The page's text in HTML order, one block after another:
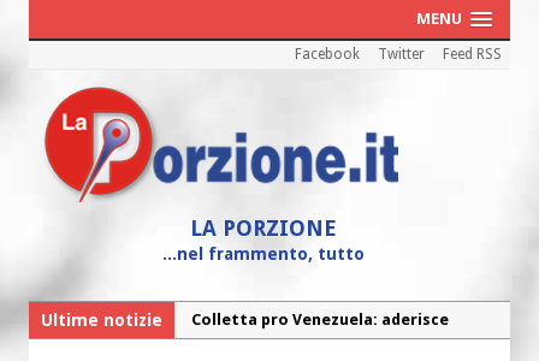
MENU
Facebook Twitter Feed RSS
LA PORZIONE
...nel frammento, tutto
Ultime notizie
Colletta pro Venezuela: aderisce